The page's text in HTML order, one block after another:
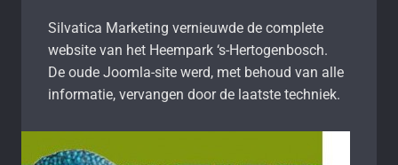
Silvatica Marketing vernieuwde de complete
website van het Heempark ‘s-Hertogenbosch.
De oude Joomla-site werd, met behoud van alle
informatie, vervangen door de laatste techniek.